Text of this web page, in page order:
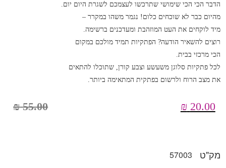
הדבר הכי הכי שימושי שתרכשו לעצמכם לשגרת היום יום.
מהיום כבר לא שוכחים כלום! נגמר משהו במקרר –
מיד לוקחים את העט המוזהבת ומעדכנים ברשימה.
רוצים להשאיר הודעה? הפתקיות תמיד מולכם במקום
הכי מרכזי בבית.
לכל פתקיות סלוגן משעשע וצבע קורן, שתוכלו להתאים
את מצב הרוח ולרשום בפתקית המתאימה ביותר.
20.00
₪
55.00
₪
מק"ט 57003